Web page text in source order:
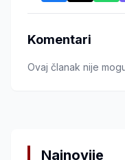
Komentari
Ovaj članak nije
Najnovije